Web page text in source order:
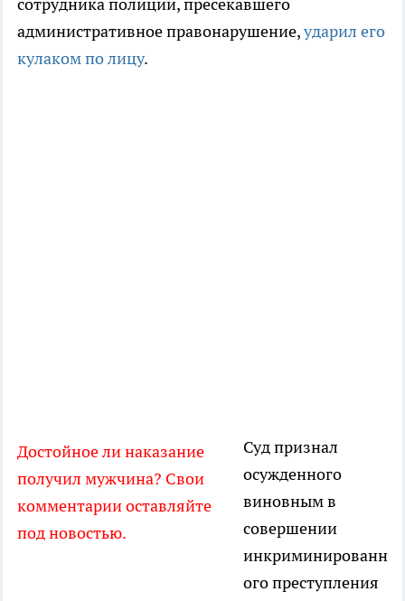
административное правонарушение,ударил его
кулаком по лицу.
Достойное ли наказание
получил мужчина? Свои
комментарии оставляйте
под новостью.
Суд признал
осужденного
виновным в
совершении
инкриминированн
ого преступления